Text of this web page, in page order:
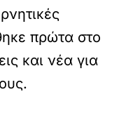
πρώτα στο
και νέα για